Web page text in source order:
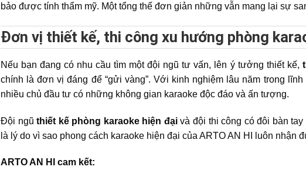
bảo được tính thẩm mỹ. Một tổng thể đơn giản những vẫn mang lại sự
Đơn vị thiết kế, thi công xu hướng phòng
Nếu bạn đang có nhu cầu tìm một đội ngũ tư vấn, lên ý tưởng thiết kế,
chính là đơn vị đáng để “gửi vàng”. Với kinh nghiệm lâu năm trong
nhiều chủ đầu tư có những không gian karaoke độc đáo và ấn tượng.
Đội ngũthiết kế phòng karaoke hiện đạivà đội thi công có đôi bàn
là lý do vì sao phong cách karaoke hiện đại của ARTO AN HI luôn nhận
ARTO AN HI cam kết: